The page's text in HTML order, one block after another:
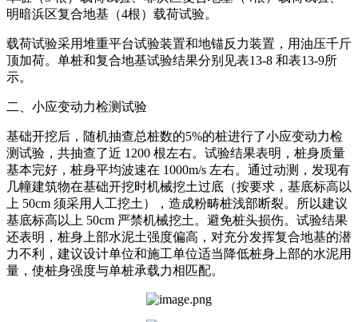
明暗浜区复合地基（4根）载荷试验。
载荷试验采用堆重平台试验装置和地锚反力装置，用油压千斤
顶加荷。单桩和复合地基试验结果分别见表13-8 和表13-9所
示。
二、小应变动力检测试验
基础开挖后，随机抽查总桩数的5%的桩进行了小应变动力检
测试验，共抽查了近 1200 根左右。试验结果表明，桩身质量
基本完好，桩身平均波速在 1000m/s 左右。通过动测，发现有
几幢建筑物在基础开挖时机械挖土过底（按要求，基底标高以
上 50cm 须采用人工挖土），造成粉畴桩浅部断裂。所以建议
基底标高以上 50cm 严禁机械挖土。避免桩头损伤。试验结果
还表明，桩身上部水泥土强度偏高，对充分发挥复合地基的潜
力不利，建议设计单位和施工单位适当降低桩身上部的水泥用
量，使桩身强度与单桩承载力相匹配。